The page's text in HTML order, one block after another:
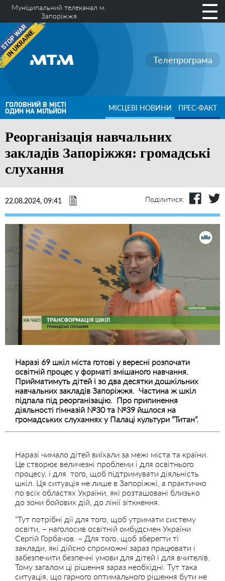
Муніципальний телеканал м.
Запоріжжя
Телепрограма
ГОЛОВНИЙ В МІСТІ
ОДИН НА МІЛЬЙОН МІСЦЕВІ НОВИНИ ПРЕС-ФАКТ
Реорганізація навчальних
закладів Запоріжжя: громадські
слухання
22.08.2024, 09:41 Поділитися:
Наразі 69 шкіл міста готові у вересні розпочати
освітній процес у форматі змішаного навчання.
Прийматимуть дітей і зо два десятки дошкільних
навчальних закладів Запоріжжя. Частина ж шкіл
підпала під реорганізацію. Про припинення
діяльності гімназій №30 та №39 йшлося на
громадських слуханнях у Палаці культури “Титан”.
Наразі чимало дітей виїхали за межі міста та країни.
Це створює величезні проблеми і для освітнього
процесу, і для того, щоб підтримувати діяльність
шкіл. Ця ситуація не лише в Запоріжжі, а практично
по всіх областях України, які розташовані близько
до зони бойових дій, до лінії зіткнення.
“Тут потрібні дії для того, щоб утримати систему
освіти, – наголосив освітній омбудсмен України
Сергій Горбачов. – Для того, щоб зберегти ті
заклади, які дійсно спроможні зараз працювати і
забезпечити безпечні умови для дітей і для вчителів.
Тому загалом ці рішення зараз необхідні. Тут така
ситуація, що гарного оптимального рішення бути не